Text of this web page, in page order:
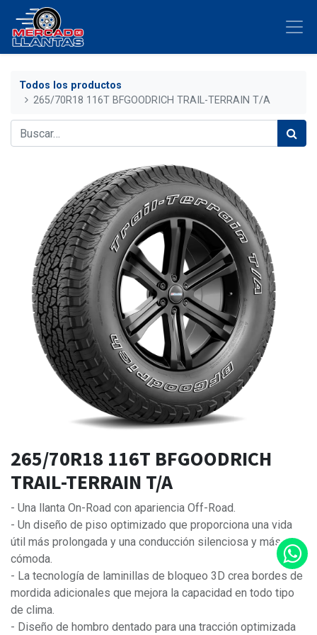
Todos los productos
265/70R18 116T BFGOODRICH TRAIL-TERRAIN T/A
265/70R18 116T BFGOODRICH
TRAIL-TERRAIN T/A
- Una llanta On-Road con apariencia Off-Road.
- Un diseño de piso optimizado que proporciona una vida
útil más prolongada y una conducción silenciosa y más
cómoda.
- La tecnología de laminillas de bloqueo 3D crea bordes de
mordida adicionales que mejora la capacidad en todo tipo
de clima.
- Diseño de hombro dentado para una tracción optimizada